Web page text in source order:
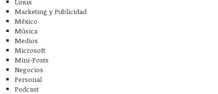
Linux
Marketing y Publicidad
México
Música
Medios
Microsoft
Mini-Posts
Negocios
Personal
Podcast